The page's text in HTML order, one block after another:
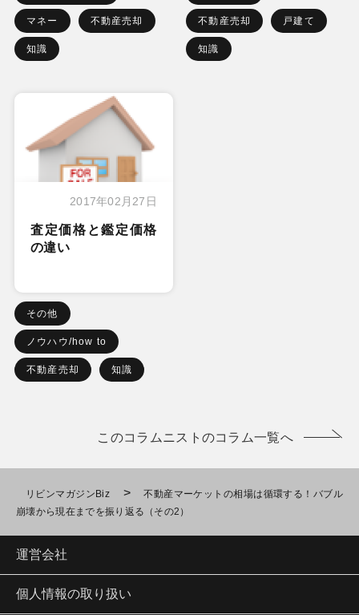
マネー 不動産売却
知識
不動産売却 戸建て
知識
2017年02月27日
査定価格と鑑定価格
の違い
その他
ノウハウ/how to
不動産売却 知識
このコラムニストのコラム一覧へ
リビンマガジンBiz >
不動産マーケットの相場は循環する！バブル
崩壊から現在までを振り返る（その2）
運営会社
個人情報の取り扱い